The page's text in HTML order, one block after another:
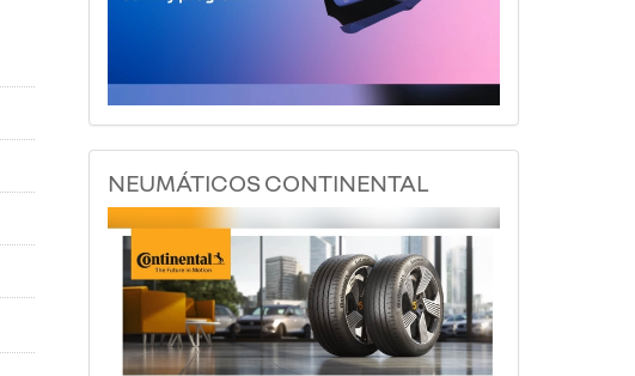
NEUMÁTICOS CONTINENTAL